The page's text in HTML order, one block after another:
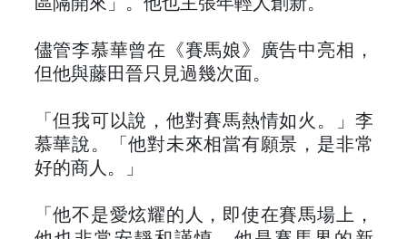
區隔開來」。他也主張年輕人創新。
儘管李慕華曾在《賽馬娘》廣告中亮相，
但他與藤田晉只見過幾次面。
「但我可以說，他對賽馬熱情如火。」李
慕華說。「他對未來相當有願景，是非常
好的商人。」
「他不是愛炫耀的人，即使在賽馬場上，